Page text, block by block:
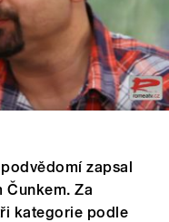
zapsal
Za
kategorie podle